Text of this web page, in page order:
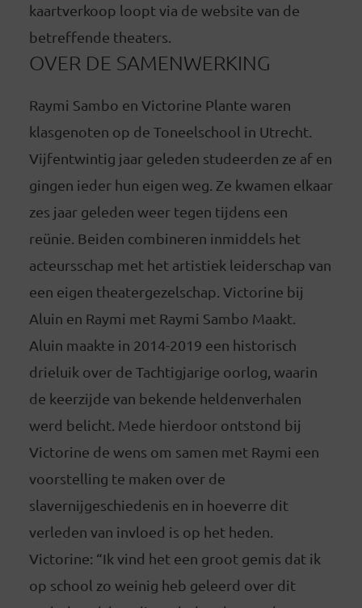
kaartverkoop loopt via de website van de
betreffende theaters.
OVER DE SAMENWERKING
Raymi Sambo en Victorine Plante waren
klasgenoten op de Toneelschool in Utrecht.
Vijfentwintig jaar geleden studeerden ze af en
gingen ieder hun eigen weg. Ze kwamen elkaar
zes jaar geleden weer tegen tijdens een
reünie. Beiden combineren inmiddels het
acteursschap met het artistiek leiderschap van
een eigen theatergezelschap. Victorine bij
Aluin en Raymi met Raymi Sambo Maakt.
Aluin maakte in 2014-2019 een historisch
drieluik over de Tachtigjarige oorlog, waarin
de keerzijde van bekende heldenverhalen
werd belicht. Mede hierdoor ontstond bij
Victorine de wens om samen met Raymi een
voorstelling te maken over de
slavernijgeschiedenis en in hoeverre dit
verleden van invloed is op het heden.
Victorine: “Ik vind het een groot gemis dat ik
op school zo weinig heb geleerd over dit